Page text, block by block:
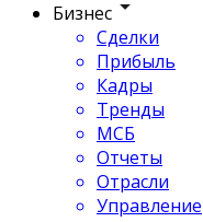
Бизнес
Сделки
Прибыль
Кадры
Тренды
МСБ
Отчеты
Отрасли
Управление